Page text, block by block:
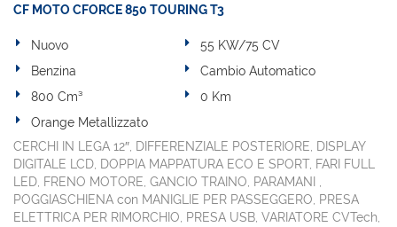
CF MOTO CFORCE 850 TOURING T3
Nuovo
55 KW/75 CV
Benzina
Cambio Automatico
800 Cm³
0 Km
Orange Metallizzato
CERCHI IN LEGA 12″, DIFFERENZIALE POSTERIORE, DISPLAY
DIGITALE LCD, DOPPIA MAPPATURA ECO E SPORT, FARI FULL
LED, FRENO MOTORE, GANCIO TRAINO, PARAMANI ,
POGGIASCHIENA con MANIGLIE PER PASSEGGERO, PRESA
ELETTRICA PER RIMORCHIO, PRESA USB, VARIATORE CVTech,